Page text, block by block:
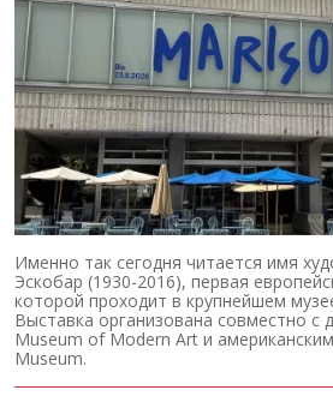
Именно так сегодня читается имя
Эскобар (1930-2016), первая
которой проходит в крупнейшем
Выставка организована совместно с
Museum of Modern Art и
Museum.